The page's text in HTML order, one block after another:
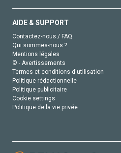
AIDE & SUPPORT
Contactez-nous / FAQ
Qui sommes-nous ?
Mentions légales
© - Avertissements
Termes et conditions d'utilisation
Politique rédactionnelle
Politique publicitaire
Cookie settings
Politique de la vie privée